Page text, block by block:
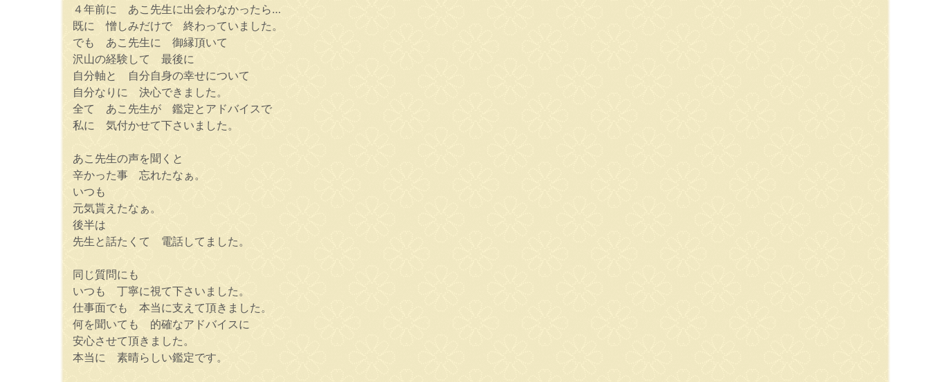
４年前に あこ先生に出会わなかったら…
既に 憎しみだけで 終わっていました。
でも あこ先生に 御縁頂いて
沢山の経験して 最後に
自分軸と 自分自身の幸せについて
自分なりに 決心できました。
全て あこ先生が 鑑定とアドバイスで
私に 気付かせて下さいました。
あこ先生の声を聞くと
辛かった事 忘れたなぁ。
いつも
元気貰えたなぁ。
後半は
先生と話たくて 電話してました。
同じ質問にも
いつも 丁寧に視て下さいました。
仕事面でも 本当に支えて頂きました。
何を聞いても 的確なアドバイスに
安心させて頂きました。
本当に 素晴らしい鑑定です。